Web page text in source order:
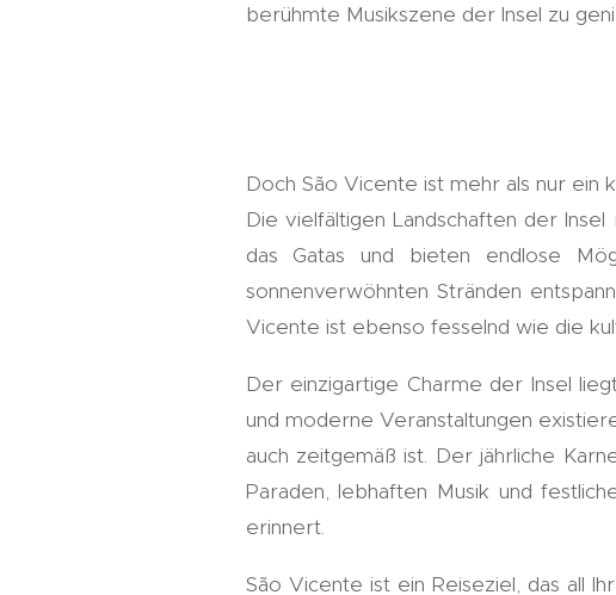
berühmte Musikszene der Insel zu
Doch São Vicente ist mehr als nur ein
Die vielfältigen Landschaften der
das Gatas und bieten endlose
sonnenverwöhnten Stränden
Vicente ist ebenso fesselnd wie die
Der einzigartige Charme der Insel
und moderne Veranstaltungen
auch zeitgemäß ist. Der jährliche
Paraden, lebhaften Musik und
erinnert.
São Vicente ist ein Reiseziel, das all